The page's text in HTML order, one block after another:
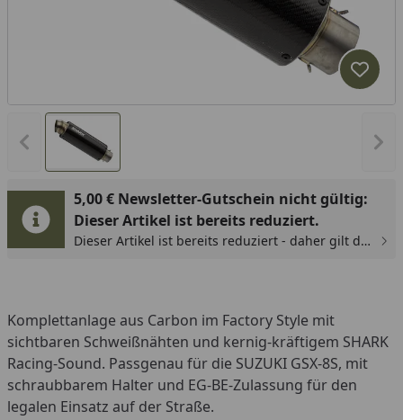
Vorheriges Bild anzeigen
5,00 € Newsletter-Gutschein nicht gültig:
Dieser Artikel ist bereits reduziert.
Dieser Artikel ist bereits reduziert - daher gilt der
Komplettanlage aus Carbon im Factory Style mit
sichtbaren Schweißnähten und kernig-kräftigem SHARK
Racing-Sound. Passgenau für die SUZUKI GSX-8S, mit
schraubbarem Halter und EG-BE-Zulassung für den
legalen Einsatz auf der Straße.